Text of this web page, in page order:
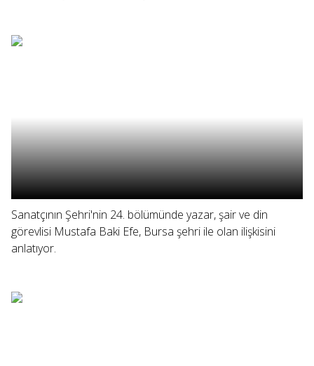
Sanatçının Şehri'nin 24. bölümünde yazar, şair ve din
görevlisi Mustafa Baki Efe, Bursa şehri ile olan ilişkisini
anlatıyor.